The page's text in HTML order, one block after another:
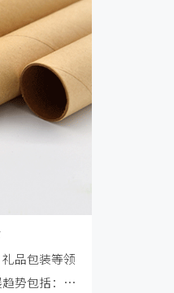
品包装等领
势包括：开